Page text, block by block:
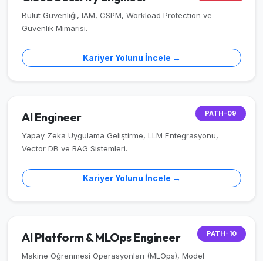
Bulut Güvenliği, IAM, CSPM, Workload Protection ve
Güvenlik Mimarisi.
Kariyer Yolunu İncele →
PATH-09
AI Engineer
Yapay Zeka Uygulama Geliştirme, LLM Entegrasyonu,
Vector DB ve RAG Sistemleri.
Kariyer Yolunu İncele →
PATH-10
AI Platform & MLOps Engineer
Makine Öğrenmesi Operasyonları (MLOps), Model